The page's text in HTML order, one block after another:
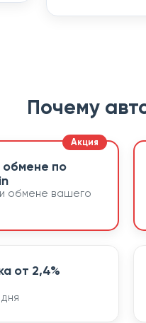
Почему
обмене по
обмене вашего
от 2,4%